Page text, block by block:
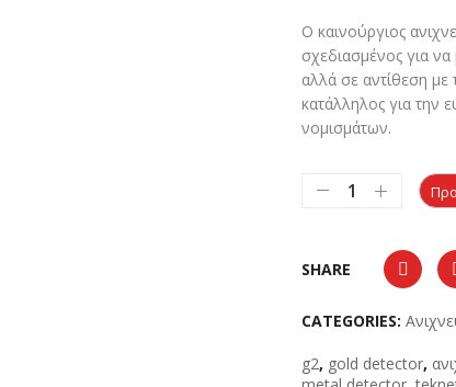
Ο καινούργιος
σχεδιασμένος για
αλλά σε αντίθεση με
κατάλληλος για την
νομισμάτων.
SHARE
CATEGORIES:
g2, gold detector,